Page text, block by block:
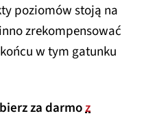
poziomów stoją na
zrekompensować
w tym gatunku
za darmoz